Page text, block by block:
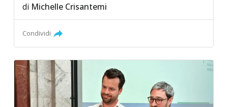
di Michelle Crisantemi
Condividi